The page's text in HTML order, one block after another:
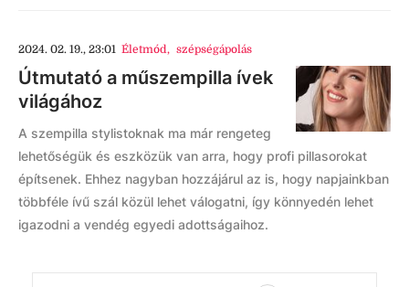
2024. 02. 19., 23:01 Életmód, szépségápolás
Útmutató a műszempilla ívek
világához
A szempilla stylistoknak ma már rengeteg
lehetőségük és eszközük van arra, hogy profi pillasorokat
építsenek. Ehhez nagyban hozzájárul az is, hogy napjainkban
többféle ívű szál közül lehet válogatni, így könnyedén lehet
igazodni a vendég egyedi adottságaihoz.